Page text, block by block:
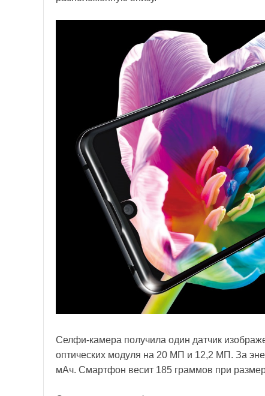
Селфи-камера получила один датчик
оптических модуля на 20 МП и 12,2 МП. За
мАч. Смартфон весит 185 граммов при